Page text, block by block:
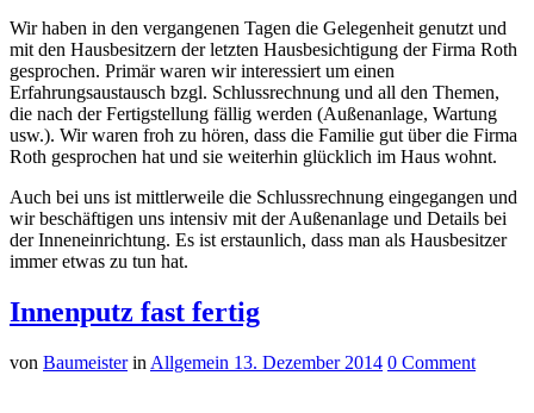
Wir haben in den vergangenen Tagen die Gelegenheit genutzt und
mit den Hausbesitzern der letzten Hausbesichtigung der Firma Roth
gesprochen. Primär waren wir interessiert um einen
Erfahrungsaustausch bzgl. Schlussrechnung und all den Themen,
die nach der Fertigstellung fällig werden (Außenanlage, Wartung
usw.). Wir waren froh zu hören, dass die Familie gut über die Firma
Roth gesprochen hat und sie weiterhin glücklich im Haus wohnt.
Auch bei uns ist mittlerweile die Schlussrechnung eingegangen und
wir beschäftigen uns intensiv mit der Außenanlage und Details bei
der Inneneinrichtung. Es ist erstaunlich, dass man als Hausbesitzer
immer etwas zu tun hat.
Innenputz fast fertig
von Baumeisterin Allgemein 13. Dezember 2014 0 Comment